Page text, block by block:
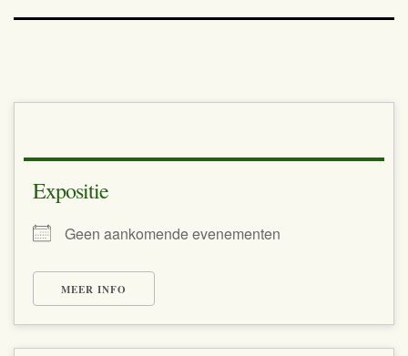
Expositie
Geen aankomende evenementen
MEER INFO